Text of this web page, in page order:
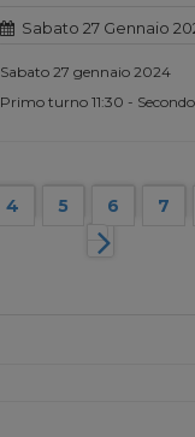
Sabato 27 Gennaio
Sabato 27 gennaio 2024
Primo turno 11:30 -
4 5 6 7